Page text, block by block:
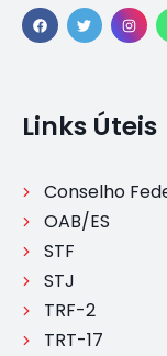
Links Úteis
Conselho
OAB/ES
STF
STJ
TRF-2
TRT-17